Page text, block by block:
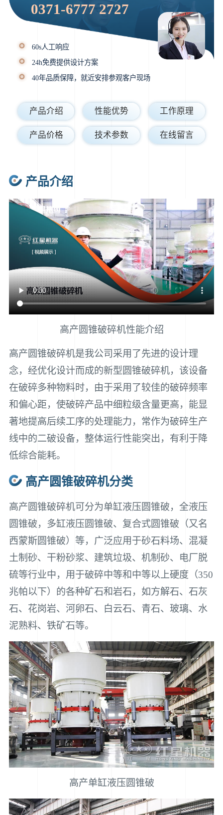
0371-6777 2727
60s人工响应
24h免费提供设计方案
40年品质保障，就近安排参观客户现场
产品介绍 性能优势 工作原理
产品价格 技术参数 在线留言
产品介绍
高产圆锥破碎机性能介绍
高产圆锥破碎机是我公司采用了先进的设计理
念，经优化设计而成的新型圆锥破碎机，该设备
在破碎多种物料时，由于采用了较佳的破碎频率
和偏心距，使破碎产品中细粒级含量更高，能显
著地提高后续工序的处理能力，常作为破碎生产
线中的二破设备，整体运行性能突出，有利于降
低综合能耗。
高产圆锥破碎机分类
高产圆锥破碎机可分为单缸液压圆锥破，全液压
圆锥破，多缸液压圆锥破、 复合式圆锥破（又名
西蒙斯圆锥破） 等，广泛应用于砂石料场、混凝
土制砂、干粉砂浆、建筑垃圾、机制砂、电厂脱
硫等行业中，用于破碎中等和中等以上硬度（350
兆帕以下）的各种矿石和岩石，如方解石、石灰
石、花岗岩、河卵石、白云石、青石、玻璃、水
泥熟料、铁矿石等。
高产单缸液压圆锥破